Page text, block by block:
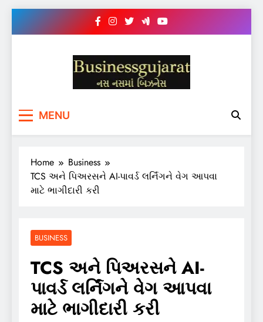
BUSINESS GUJARAT
MENU
Home
Business
TCS અને પિઅરસને AI-પાવર્ડ લર્નિંગને વેગ આપવા
માટે ભાગીદારી કરી
BUSINESS
TCS અને પિઅરસને AI-
પાવર્ડ લર્નિંગને વેગ આપવા
માટે ભાગીદારી કરી